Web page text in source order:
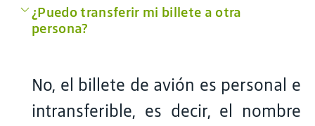
¿Puedo transferir mi billete a otra
persona?
No, el billete de avión es personal e
intransferible, es decir, el nombre